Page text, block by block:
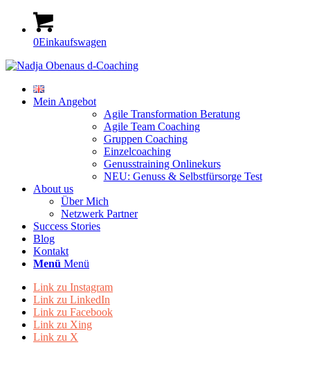
0Einkaufswagen
Mein Angebot
Agile Transformation Beratung
Agile Team Coaching
Gruppen Coaching
Einzelcoaching
Genusstraining Onlinekurs
NEU: Genuss & Selbstfürsorge Test
About us
Über Mich
Netzwerk Partner
Success Stories
Blog
Kontakt
Menü Menü
Link zu Instagram
Link zu LinkedIn
Link zu Facebook
Link zu Xing
Link zu X